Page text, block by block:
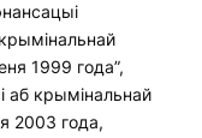
1999 года”,
аб крымінальнай
2003 года,